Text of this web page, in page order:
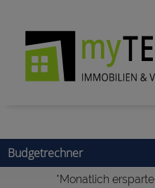
Budgetrechner
*Monatlich ersparte